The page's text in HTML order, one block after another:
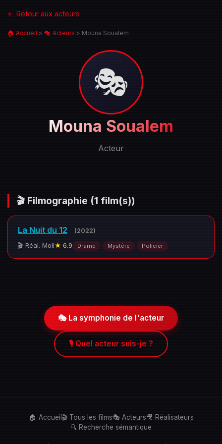
← Retour aux acteurs
🏠 Accueil > 🎭 Acteurs > Mouna Soualem
🎭
de
Mouna
Mouna Soualem
Acteur
🎬 Filmographie (1 film(s))
La Nuit du 12
(2022)
🎬 Réal. Moll★ 6.9 Drame Mystère Policier
🎭 La symphonie de l'acteur
🎙️ Quel acteur suis-je ?
🏠 Accueil 🎬 Tous les films🎭 Acteurs🎥 Réalisateurs
🔍 Recherche sémantique